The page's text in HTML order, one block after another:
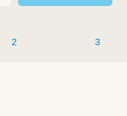
能な方は、就寝時の呼吸チェック
2 3